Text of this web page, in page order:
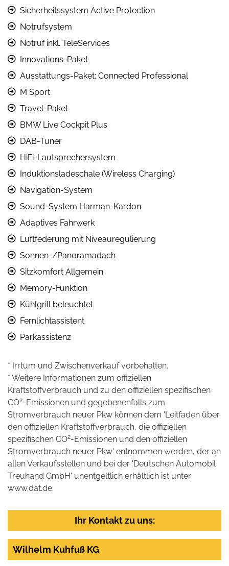
Sicherheitssystem Active Protection
Notrufsystem
Notruf inkl. TeleServices
Innovations-Paket
Ausstattungs-Paket: Connected Professional
M Sport
Travel-Paket
BMW Live Cockpit Plus
DAB-Tuner
HiFi-Lautsprechersystem
Induktionsladeschale (Wireless Charging)
Navigation-System
Sound-System Harman-Kardon
Adaptives Fahrwerk
Luftfederung mit Niveauregulierung
Sonnen-/Panoramadach
Sitzkomfort Allgemein
Memory-Funktion
Kühlgrill beleuchtet
Fernlichtassistent
Parkassistenz
* Irrtum und Zwischenverkauf vorbehalten.
* Weitere Informationen zum offiziellen
Kraftstoffverbrauch und zu den offiziellen spezifischen
CO2-Emissionen und gegebenenfalls zum
Stromverbrauch neuer Pkw können dem 'Leitfaden über
den offiziellen Kraftstoffverbrauch, die offiziellen
spezifischen CO2-Emissionen und den offiziellen
Stromverbrauch neuer Pkw' entnommen werden, der an
allen Verkaufsstellen und bei der 'Deutschen Automobil
Treuhand GmbH' unentgeltlich erhältlich ist unter
www.dat.de.
Ihr Kontakt zu uns:
Wilhelm Kuhfuß KG